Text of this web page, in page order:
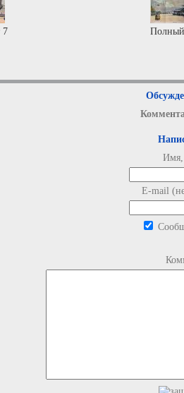
7
Имя,
E-mail